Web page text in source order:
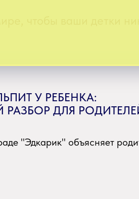
У РЕБЕНКА:
ДЛЯ
"Эдкарик" объясняет